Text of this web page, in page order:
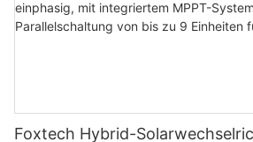
Foxtech Hybrid-